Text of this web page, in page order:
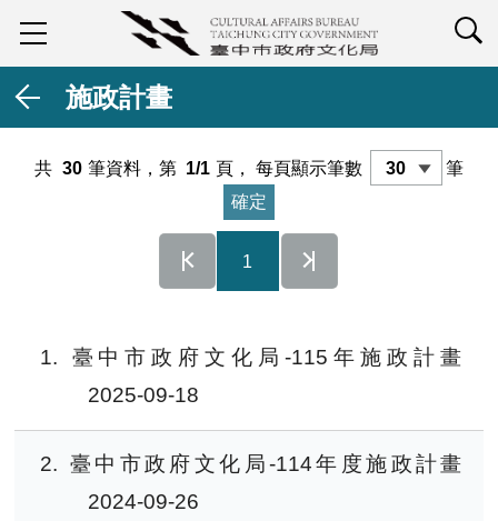
施政計畫
共 30 筆資料，第 1/1 頁，每頁顯示筆數 筆
1
1
臺中市政府文化局-115年施政計畫
2025-09-18
2
臺中市政府文化局-114年度施政計畫
2024-09-26